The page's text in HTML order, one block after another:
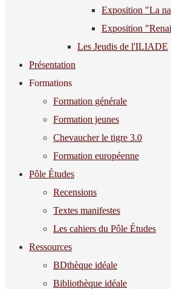
Exposition "La
Exposition
Les Jeudis de l'ILIADE
Présentation
Formations
Formation générale
Formation jeunes
Chevaucher le tigre 3.0
Formation européenne
Pôle Études
Recensions
Textes manifestes
Les cahiers du Pôle Études
Ressources
BDthèque idéale
Bibliothèque idéale